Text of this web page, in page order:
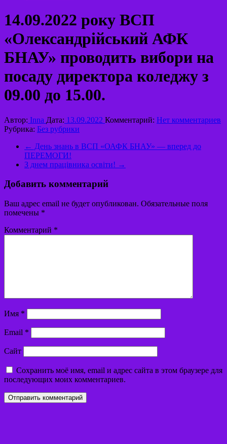
14.09.2022 року ВСП
«Олександрійський АФК
БНАУ» проводить вибори на
посаду директора коледжу з
09.00 до 15.00.
Автор: Inna Дата: 13.09.2022 Комментарий: Нет комментариев
Рубрика: Без рубрики
← День знань в ВСП «ОАФК БНАУ» — вперед до
ПЕРЕМОГИ!
З днем працівника освіти! →
Добавить комментарий
Ваш адрес email не будет опубликован. Обязательные поля
помечены *
Комментарий *
Имя *
Email *
Сайт
Сохранить моё имя, email и адрес сайта в этом браузере для
последующих моих комментариев.